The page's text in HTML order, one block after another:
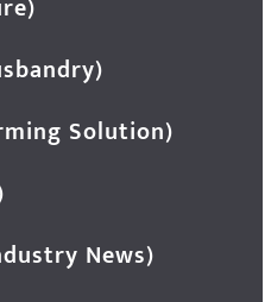
Solution)
News)